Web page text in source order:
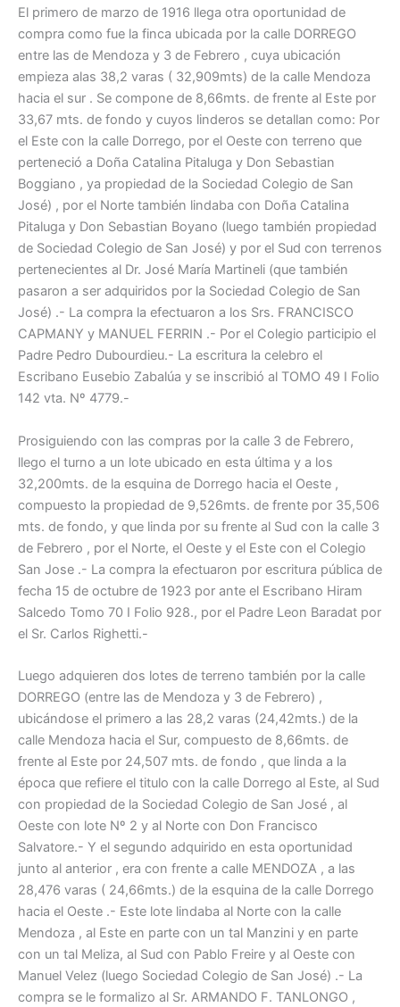
El primero de marzo de 1916 llega otra oportunidad de
compra como fue la finca ubicada por la calle DORREGO
entre las de Mendoza y 3 de Febrero , cuya ubicación
empieza alas 38,2 varas ( 32,909mts) de la calle Mendoza
hacia el sur . Se compone de 8,66mts. de frente al Este por
33,67 mts. de fondo y cuyos linderos se detallan como: Por
el Este con la calle Dorrego, por el Oeste con terreno que
perteneció a Doña Catalina Pitaluga y Don Sebastian
Boggiano , ya propiedad de la Sociedad Colegio de San
José) , por el Norte también lindaba con Doña Catalina
Pitaluga y Don Sebastian Boyano (luego también propiedad
de Sociedad Colegio de San José) y por el Sud con terrenos
pertenecientes al Dr. José María Martineli (que también
pasaron a ser adquiridos por la Sociedad Colegio de San
José) .- La compra la efectuaron a los Srs. FRANCISCO
CAPMANY y MANUEL FERRIN .- Por el Colegio participio el
Padre Pedro Dubourdieu.- La escritura la celebro el
Escribano Eusebio Zabalúa y se inscribió al TOMO 49 I Folio
142 vta. Nº 4779.-
Prosiguiendo con las compras por la calle 3 de Febrero,
llego el turno a un lote ubicado en esta última y a los
32,200mts. de la esquina de Dorrego hacia el Oeste ,
compuesto la propiedad de 9,526mts. de frente por 35,506
mts. de fondo, y que linda por su frente al Sud con la calle 3
de Febrero , por el Norte, el Oeste y el Este con el Colegio
San Jose .- La compra la efectuaron por escritura pública de
fecha 15 de octubre de 1923 por ante el Escribano Hiram
Salcedo Tomo 70 I Folio 928., por el Padre Leon Baradat por
el Sr. Carlos Righetti.-
Luego adquieren dos lotes de terreno también por la calle
DORREGO (entre las de Mendoza y 3 de Febrero) ,
ubicándose el primero a las 28,2 varas (24,42mts.) de la
calle Mendoza hacia el Sur, compuesto de 8,66mts. de
frente al Este por 24,507 mts. de fondo , que linda a la
época que refiere el titulo con la calle Dorrego al Este, al Sud
con propiedad de la Sociedad Colegio de San José , al
Oeste con lote Nº 2 y al Norte con Don Francisco
Salvatore.- Y el segundo adquirido en esta oportunidad
junto al anterior , era con frente a calle MENDOZA , a las
28,476 varas ( 24,66mts.) de la esquina de la calle Dorrego
hacia el Oeste .- Este lote lindaba al Norte con la calle
Mendoza , al Este en parte con un tal Manzini y en parte
con un tal Meliza, al Sud con Pablo Freire y al Oeste con
Manuel Velez (luego Sociedad Colegio de San José) .- La
compra se le formalizo al Sr. ARMANDO F. TANLONGO ,